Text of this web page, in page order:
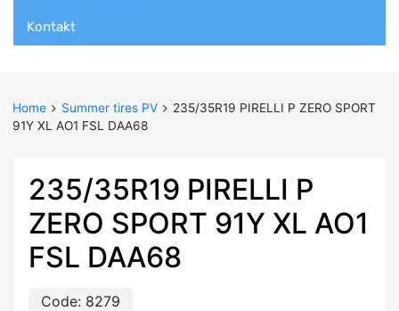
Kontakt
Home Summer tires PV
235/35R19 PIRELLI P ZERO SPORT
91Y XL AO1 FSL DAA68
235/35R19 PIRELLI P
ZERO SPORT 91Y XL AO1
FSL DAA68
Code: 8279